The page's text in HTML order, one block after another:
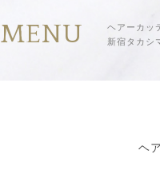
MENU
ヘアーカッ
新宿タカシ
ヘ